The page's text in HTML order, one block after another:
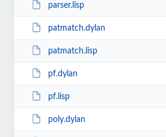
parser.lisp
patmatch.dylan
patmatch.lisp
pf.dylan
pf.lisp
poly.dylan